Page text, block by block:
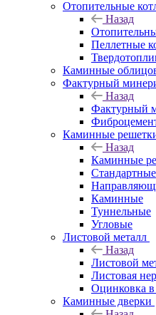
Отопительные
Назад
Пеллетные
Каминные
Фактурный
Назад
Фактурный
Каминные
Назад
Каминные
Стандартные
Каминные
Туннельные
Угловые
Листовой металл
Назад
Листовой
Листовая
Оцинковка в
Каминные дверки